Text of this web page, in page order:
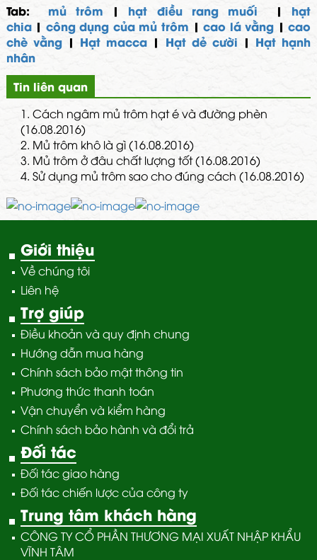
Tab: mủ trôm | hạt điều rang muối | hạt
chia| công dụng của mủ trôm |cao lá vằng |cao
chè vằng | Hạt macca | Hạt dẻ cười | Hạt hạnh
nhân
Tin liên quan
1. Cách ngâm mủ trôm hạt é và đường phèn
(16.08.2016)
2. Mủ trôm khô là gì (16.08.2016)
3. Mủ trôm ở đâu chất lượng tốt (16.08.2016)
4. Sử dụng mủ trôm sao cho đúng cách (16.08.2016)
Giới thiệu
Về chúng tôi
Liên hệ
Trợ giúp
Điều khoản và quy định chung
Hướng dẫn mua hàng
Chính sách bảo mật thông tin
Phương thức thanh toán
Vận chuyển và kiểm hàng
Chính sách bảo hành và đổi trả
Đối tác
Đối tác giao hàng
Đối tác chiến lược của công ty
Trung tâm khách hàng
CÔNG TY CỔ PHẦN THƯƠNG MẠI XUẤT NHẬP KHẨU
VĨNH TÂM